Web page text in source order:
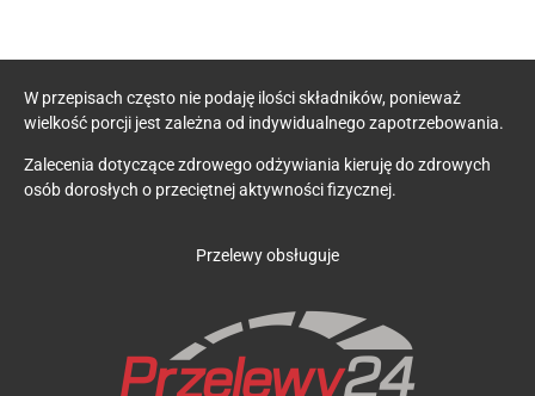
W przepisach często nie podaję ilości składników, ponieważ
wielkość porcji jest zależna od indywidualnego zapotrzebowania.
Zalecenia dotyczące zdrowego odżywiania kieruję do zdrowych
osób dorosłych o przeciętnej aktywności fizycznej.
Przelewy obsługuje